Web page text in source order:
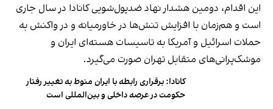
این اقدام، دومین هشدار نهاد ضدپول‌شویی کانادا در سال جاری
است و هم‌زمان با افزایش تنش‌ها در خاورمیانه و در واکنش به
حملات اسرائیل و آمریکا به تاسیسات هسته‌ای ایران و
موشک‌پرانی‌های متقابل تهران صورت می‌گیرد.
کانادا: برقراری رابطه با ایران منوط به تغییر رفتار
حکومت در عرصه‌ داخلی و بین‌المللی است